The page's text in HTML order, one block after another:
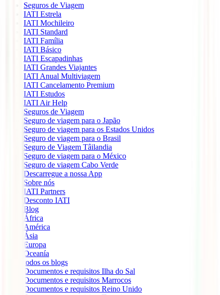
Seguros de Viagem
IATI Estrela
IATI Mochileiro
IATI Standard
IATI Família
IATI Básico
IATI Escapadinhas
IATI Grandes Viajantes
IATI Anual Multiviagem
IATI Cancelamento Premium
IATI Estudos
IATI Air Help
Seguros de Viagem
Seguro de viagem para o Japão
Seguro de viagem para os Estados Unidos
Seguro de viagem para o Brasil
Seguro de Viagem Tâilandia
Seguro de viagem para o México
Seguro de viagem Cabo Verde
Descarregue a nossa App
Sobre nós
IATI Partners
Desconto IATI
Blog
África
América
Ásia
Europa
Oceanía
todos os blogs
Documentos e requisitos Ilha do Sal
Documentos e requisitos Marrocos
Documentos e requisitos Reino Unido